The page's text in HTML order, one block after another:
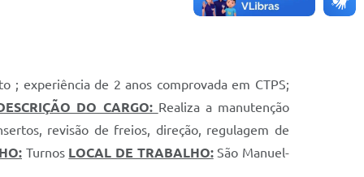
; experiência de 2 anos comprovada em CTPS;
DO CARGO: Realiza a manutenção
revisão de freios, direção, regulagem de
Turnos LOCAL DE TRABALHO:São Manuel-